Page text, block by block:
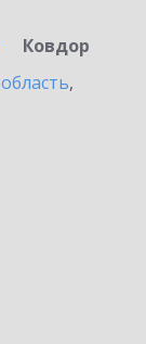
Ковдор
,